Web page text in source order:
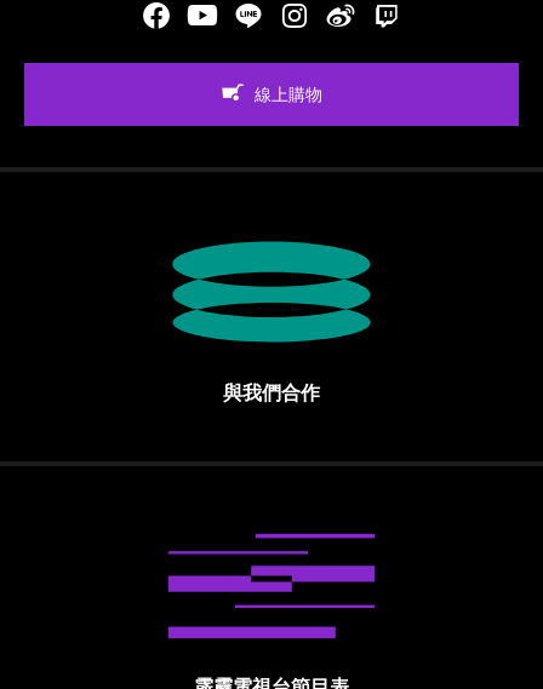
FacebookYoutubeLINE Instgram新浪微博
線上購物
與我們合作